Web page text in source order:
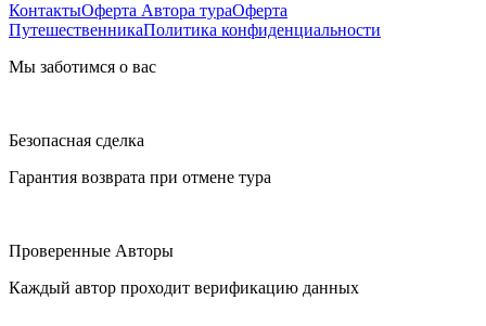
КонтактыОферта Автора тураОферта
ПутешественникаПолитика конфиденциальности
Мы заботимся о вас
Безопасная сделка
Гарантия возврата при отмене тура
Проверенные Авторы
Каждый автор проходит верификацию данных